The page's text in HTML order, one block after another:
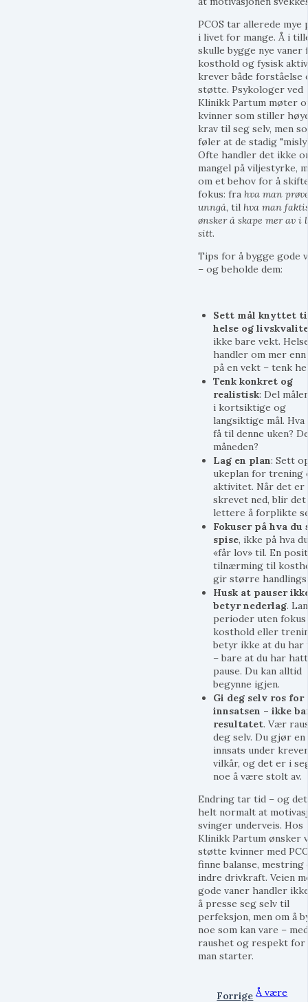
PCOS tar allerede mye
i livet for mange. Å i
skulle bygge nye vaner
kosthold og fysisk
krever både forståelse
støtte. Psykologer ved
Klinikk Partum møter
kvinner som stiller
krav til seg selv, men
føler at de stadig
Ofte handler det ikke
mangel på viljestyrke,
om et behov for å
fokus: fra hva man
unngå, til hva man
ønsker å skape mer av i
sitt.
Tips for å bygge gode
– og beholde dem:
Sett mål knyttet
helse og
ikke bare vekt.
handler om mer
på en vekt – tenk
Tenk konkret og
realistisk: Del
i kortsiktige og
langsiktige mål. Hva
få til denne uken?
måneden?
Lag en plan: Sett
ukeplan for trening
aktivitet. Når det er
skrevet ned, blir det
lettere å forplikte
Fokuser på hva du
spise, ikke på hva
«får lov» til. En
tilnærming til
gir større
Husk at pauser
betyr nederlag.
perioder uten fokus
kosthold eller
betyr ikke at du har
– bare at du har
pause. Du kan alltid
begynne igjen.
Gi deg selv ros for
innsatsen – ikke
resultatet. Vær
deg selv. Du gjør en
innsats under
vilkår, og det er i
noe å være stolt av.
Endring tar tid – og
helt normalt at
svinger underveis. Hos
Klinikk Partum ønsker
støtte kvinner med
finne balanse, mestring
indre drivkraft. Veien
gode vaner handler
å presse seg selv til
perfeksjon, men om å
noe som kan vare – med
raushet og respekt for
man starter.
Forrige Å være